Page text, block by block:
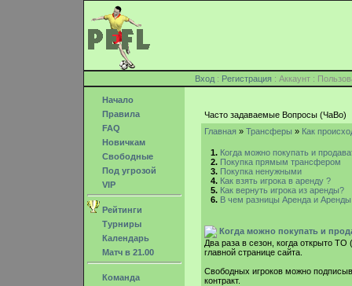
Вход : Регистрация : Аккаунт :
Начало
Правила
FAQ
Новичкам
Свободные
Под угрозой
VIP
Рейтинги
Турниры
Календарь
Матч в 21.00
Команда
Часто задаваемые Вопросы (ЧаВо)
Главная » Трансферы » Как
1. Когда можно покупать и
2. Покупка прямым трансфером
3. Покупка ненужными
4. Как взять игрока в аренду ?
5. Как вернуть игрока из аренды?
6. В чем разницы Аренда и Аренды
Когда можно покупать и
Два раза в сезон, когда открыто
главной странице сайта.
Свободных игроков можно
контракт.